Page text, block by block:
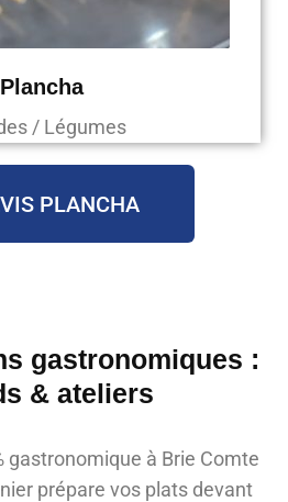
Plancha
/ Légumes
PLANCHA
gastronomiques :
& ateliers
gastronomique à Brie Comte
prépare vos plats devant